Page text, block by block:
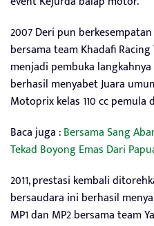
2007 Deri pun
bersama team Khadafi
menjadi pembuka
berhasil menyabet Juara
Motoprix kelas 110 cc pemula
Baca juga :Bersama Sang
Tekad Boyong Emas Dari
2011, prestasi kembali
bersaudara ini berhasil
MP1 dan MP2 bersama team